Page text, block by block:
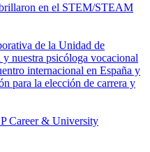
en el STEM/STEAM
de la Unidad de
nuestra psicóloga vocacional
internacional en España y
para la elección de carrera y
Career & University